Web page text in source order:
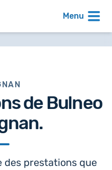
Menu
de Bulneo
.
des prestations que